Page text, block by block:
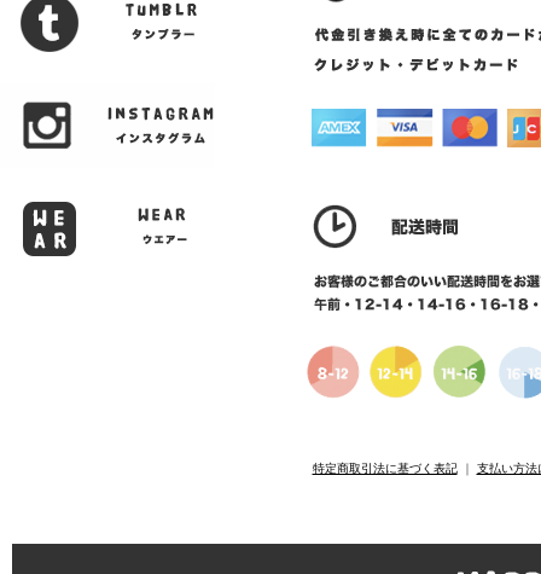
特定商取引法に基づく表記｜ 支払い方法